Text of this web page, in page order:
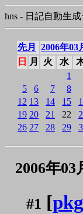
hns - 日記自動生
先月 2006年03
日
月 火 水
1
5
6 7 8
12 13 14 15
19 20 21 22
26 27 28 29
2006年03
#1 [